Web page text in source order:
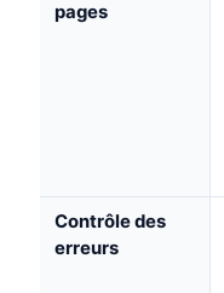
pages
Contrôle des
erreurs